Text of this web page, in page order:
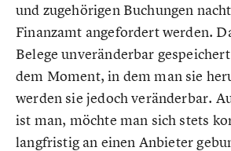
und zugehörigen Buchungen
Finanzamt angefordert werden.
Belege unveränderbar
dem Moment, in dem man sie
werden sie jedoch veränderbar.
ist man, möchte man sich stets
langfristig an einen Anbieter